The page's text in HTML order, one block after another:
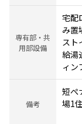
専有部・共
用部設備
宅配
み置
スト
給湯
ィン
備考
短ぺ
場1